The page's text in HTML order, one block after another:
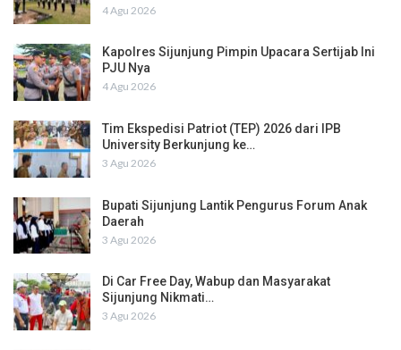
4 Agu 2026
Kapolres Sijunjung Pimpin Upacara Sertijab Ini
PJU Nya
4 Agu 2026
Tim Ekspedisi Patriot (TEP) 2026 dari IPB
University Berkunjung ke…
3 Agu 2026
Bupati Sijunjung Lantik Pengurus Forum Anak
Daerah
3 Agu 2026
Di Car Free Day, Wabup dan Masyarakat
Sijunjung Nikmati…
3 Agu 2026